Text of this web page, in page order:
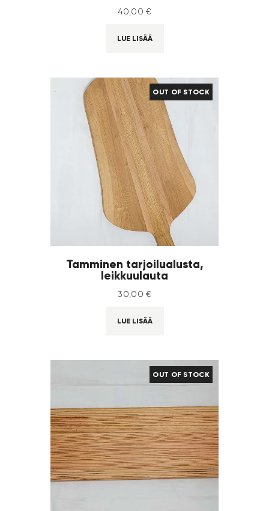
40 00 €
LUE LISÄÄ
OUT OF STOCK
Tamminen tarjoilualusta,
leikkuulauta
30 00 €
LUE LISÄÄ
OUT OF STOCK